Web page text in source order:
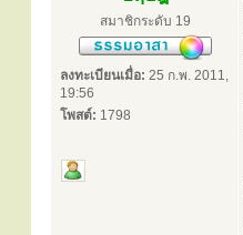
สมาชิกระดับ 19
ลงทะเบียนเมื่อ: 25 ก.พ. 2011,
19:56
โพสต์: 1798